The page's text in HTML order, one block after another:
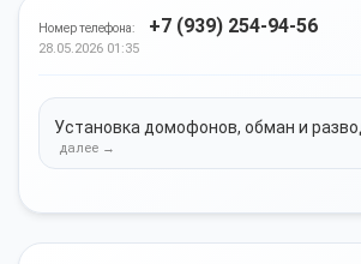
Номер телефона: +7 (939) 254-94-56
28.05.2026 01:35
Установка домофонов, обман и